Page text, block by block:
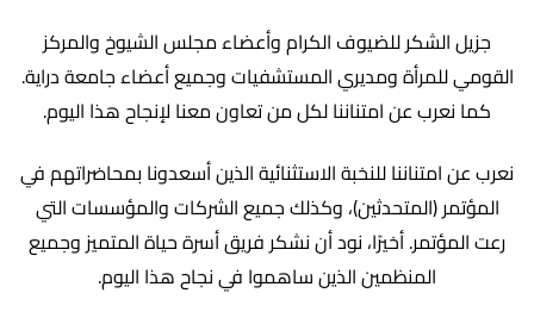
جزيل الشكر للضيوف الكرام وأعضاء مجلس الشيوخ والمركز
القومي للمرأة ومديري المستشفيات وجميع أعضاء جامعة دراية.
كما نعرب عن امتناننا لكل من تعاون معنا لإنجاح هذا اليوم.
نعرب عن امتناننا للنخبة الاستثنائية الذين أسعدونا بمحاضراتهم في
المؤتمر (المتحدثين)، وكذلك جميع الشركات والمؤسسات التي
رعت المؤتمر. أخيرًا، نود أن نشكر فريق أسرة حياة المتميز وجميع
المنظمين الذين ساهموا في نجاح هذا اليوم.